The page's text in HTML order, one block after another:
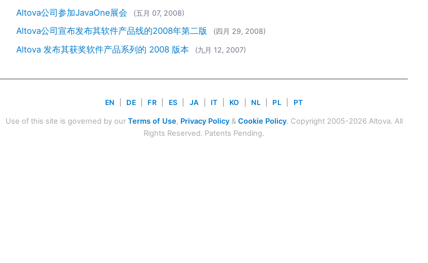
Altova公司参加JavaOne展会 (五月 07, 2008)
Altova公司宣布发布其软件产品线的2008年第二版 (四月 29, 2008)
Altova 发布其获奖软件产品系列的 2008 版本 (九月 12, 2007)
EN DE FR ES JA IT KO NL PL PT
Use of this site is governed by our Terms of Use, Privacy Policy& Cookie Policy. Copyright 2005-2026 Altova. All
Rights Reserved. Patents Pending.